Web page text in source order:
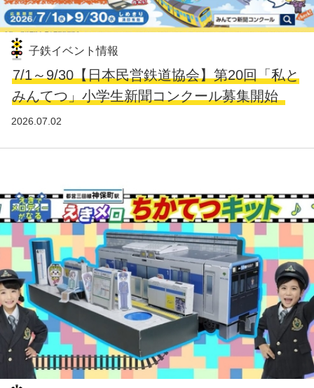
子鉄イベント情報
7/1～9/30【日本民営鉄道協会】第20回「私と
みんてつ」小学生新聞コンクール募集開始
2026.07.02